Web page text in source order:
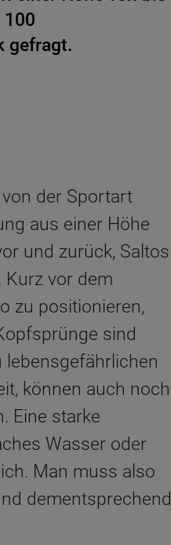
100
gefragt.
der Sportart
aus einer Höhe
und zurück, Saltos
Kurz vor dem
zu positionieren,
sind
lebensgefährlichen
können auch noch
Eine starke
Wasser oder
Man muss also
dementsprechend